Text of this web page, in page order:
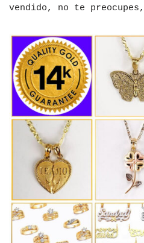
vendido, no te